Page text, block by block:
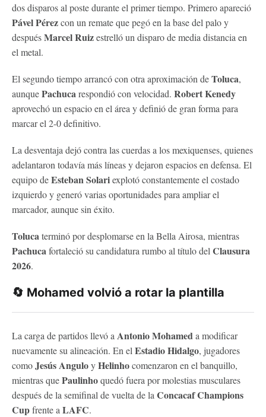
dos disparos al poste durante el primer tiempo. Primero apareció
Pável Pérezcon un remate que pegó en la base del palo y
despuésMarcel Ruizestrelló un disparo de media distancia en
el metal.
El segundo tiempo arrancó con otra aproximación deToluca,
aunquePachucarespondió con velocidad. Robert Kenedy
aprovechó un espacio en el área y definió de gran forma para
marcar el 2-0 definitivo.
La desventaja dejó contra las cuerdas a los mexiquenses, quienes
adelantaron todavía más líneas y dejaron espacios en defensa. El
equipo deEsteban Solariexplotó constantemente el costado
izquierdo y generó varias oportunidades para ampliar el
marcador, aunque sin éxito.
Tolucaterminó por desplomarse en la Bella Airosa, mientras
Pachucafortaleció su candidatura rumbo al título del Clausura
2026.
🔄 Mohamed volvió a rotar la plantilla
La carga de partidos llevó a Antonio Mohameda modificar
nuevamente su alineación. En el Estadio Hidalgo, jugadores
comoJesús AnguloyHelinhocomenzaron en el banquillo,
mientras quePaulinhoquedó fuera por molestias musculares
después de la semifinal de vuelta de la Concacaf Champions
Cupfrente a LAFC.